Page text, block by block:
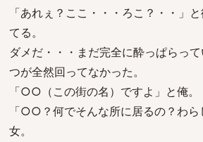
「あれぇ？ここ・・・ろこ？・・」
てる。
ダメだ・・・まだ完全に酔っぱらっ
つが全然回ってなかった。
「○○（この街の名）ですよ」と俺。
「○○？何でそんな所に居るの？わら
女。